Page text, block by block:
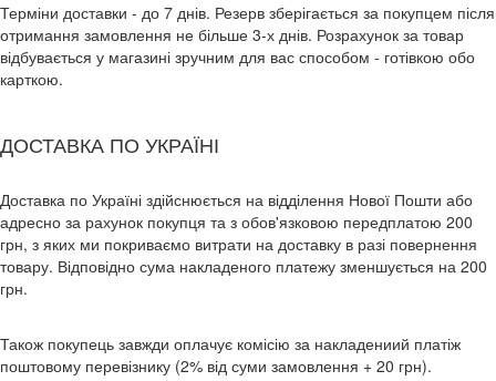
Терміни доставки - до 7 днів. Резерв зберігається за покупцем після
отримання замовлення не більше 3-х днів. Розрахунок за товар
відбувається у магазині зручним для вас способом - готівкою обо
карткою.
ДОСТАВКА ПО УКРАЇНІ
Доставка по Україні здійснюється на відділення Нової Пошти або
адресно за рахунок покупця та з обов'язковою передплатою 200
грн, з яких ми покриваємо витрати на доставку в разі повернення
товару. Відповідно сума накладеного платежу зменшується на 200
грн.
Також покупець завжди оплачує комісію за накладениий платіж
поштовому перевізнику (2% від суми замовлення + 20 грн).